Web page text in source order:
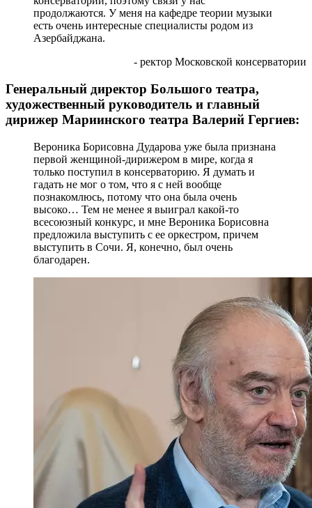
продолжаются. У меня на кафедре теории музыки
есть очень интересные специалисты родом из
Азербайджана.
- ректор Московской консерватории
Генеральный директор Большого театра,
художественный руководитель и главный
дирижер Мариинского театра Валерий Гергиев:
Вероника Борисовна Дударова уже была признана
первой женщиной-дирижером в мире, когда я
только поступил в консерваторию. Я думать и
гадать не мог о том, что я с ней вообще
познакомлюсь, потому что она была очень
высоко… Тем не менее я выиграл какой-то
всесоюзный конкурс, и мне Вероника Борисовна
предложила выступить с ее оркестром, причем
выступить в Сочи. Я, конечно, был очень
благодарен.